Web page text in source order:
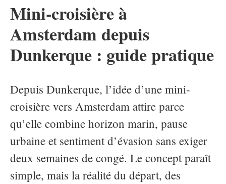
Mini-croisière à
Amsterdam depuis
Dunkerque : guide pratique
Depuis Dunkerque, l’idée d’une mini-
croisière vers Amsterdam attire parce
qu’elle combine horizon marin, pause
urbaine et sentiment d’évasion sans exiger
deux semaines de congé. Le concept paraît
simple, mais la réalité du départ, des